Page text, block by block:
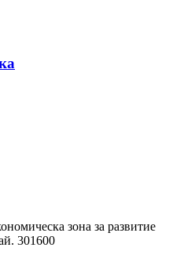
зона за развитие
301600